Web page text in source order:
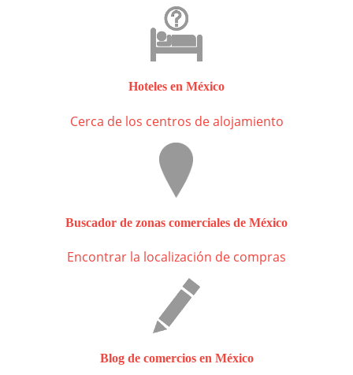
Hoteles en México
Cerca de los centros de alojamiento
Buscador de zonas comerciales de México
Encontrar la localización de compras
Blog de comercios en México